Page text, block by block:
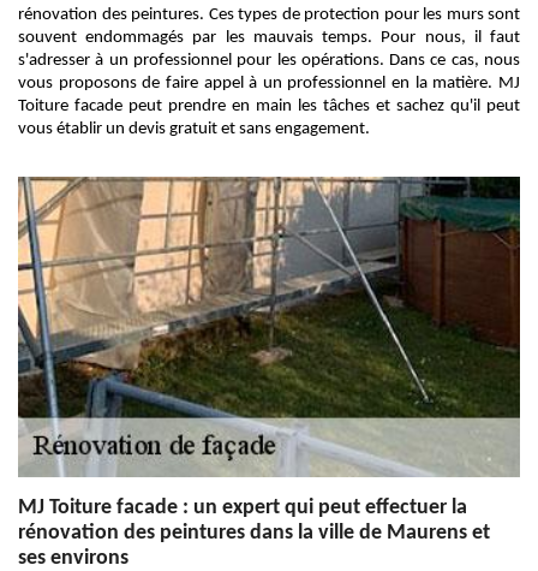
rénovation des peintures. Ces types de protection pour les murs sont
souvent endommagés par les mauvais temps. Pour nous, il faut
s'adresser à un professionnel pour les opérations. Dans ce cas, nous
vous proposons de faire appel à un professionnel en la matière. MJ
Toiture facade peut prendre en main les tâches et sachez qu'il peut
vous établir un devis gratuit et sans engagement.
MJ Toiture facade : un expert qui peut effectuer la
rénovation des peintures dans la ville de Maurens et
ses environs